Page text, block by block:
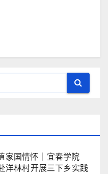
家国情怀｜宜春学院
洋林村开展三下乡实践